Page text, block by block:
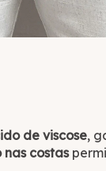
de viscose,
costas